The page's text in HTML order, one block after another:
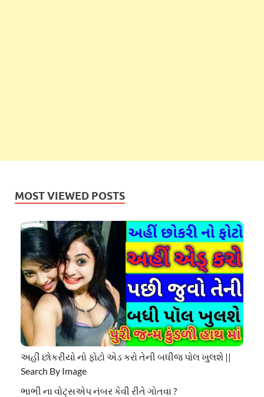
MOST VIEWED POSTS
અહી છોકરીયો નો ફોટો એડ કરો તેની બધીજ પોલ ખુલશે ||
Search By Image
ભાભી ના વોટ્સએપ નંબર કેવી રીતે ગોતવા ?